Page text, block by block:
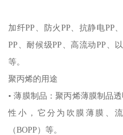
加纤PP 、防火 PP 、抗静电PP
PP 、耐候级PP 、高流动PP 、
等。
聚丙烯的用途
•薄膜制品：聚丙烯薄膜制品
性小，它分为吹膜薄膜、
（BOPP ）等。